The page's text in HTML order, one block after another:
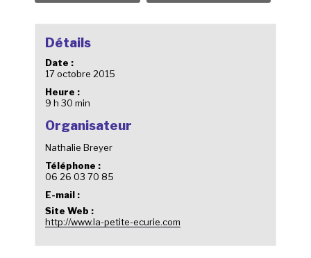
Détails
Date :
17 octobre 2015
Heure :
9 h 30 min
Organisateur
Nathalie Breyer
Téléphone :
06 26 03 70 85
E-mail :
Site Web :
http://www.la-petite-ecurie.com